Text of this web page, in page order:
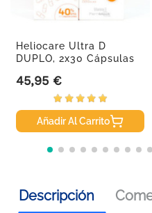
Heliocare Ultra D
DUPLO, 2x30 Cápsulas
Precio
45,95 €
Añadir Al Carrito
Descripción